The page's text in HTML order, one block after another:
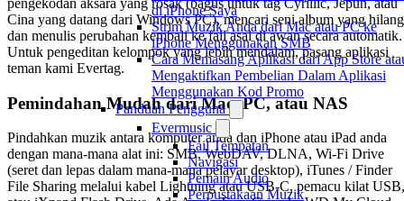
di iPhone Saya
Strim Muzik Anda dari Mac atau PC ke
iPhone Menggunakan SMB
Cara Memasang Aplikasi dari App Store
Mengaktifkan Pembelian Dalam Aplikasi
Menggunakan Kod Promo
Panduan Pengguna
Evermusic
Fail Tempatan
Navigasi
Pemain Audio
Perpustakaan Muzik
Cina yang datang dari Windows PC), mencari seni album yang
dan menulis perubahan kembali ke fail asal di awan secara automatik.
Untuk pengeditan kelompok yang lebih mendalam, pasang aplikasi
teman kami Evertag.
Pemindahan Mudah dari Mac, PC, atau NAS
Pindahkan muzik antara komputer anda dan iPhone atau iPad anda
dengan mana-mana alat ini: SMB, WebDAV, DLNA, Wi-Fi Drive
(seret dan lepas dalam mana-mana pelayar desktop), iTunes / Finder
File Sharing melalui kabel Lightning atau USB-C, pemacu kilat USB,